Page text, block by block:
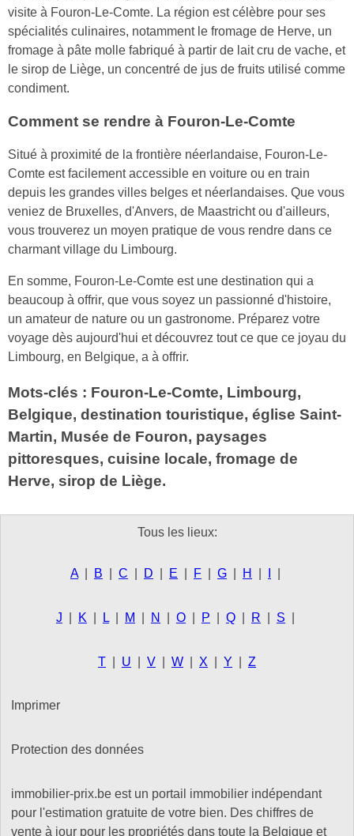
visite à Fouron-Le-Comte. La région est célèbre pour ses
spécialités culinaires, notamment le fromage de Herve, un
fromage à pâte molle fabriqué à partir de lait cru de vache, et
le sirop de Liège, un concentré de jus de fruits utilisé comme
condiment.
Comment se rendre à Fouron-Le-Comte
Situé à proximité de la frontière néerlandaise, Fouron-Le-
Comte est facilement accessible en voiture ou en train
depuis les grandes villes belges et néerlandaises. Que vous
veniez de Bruxelles, d'Anvers, de Maastricht ou d'ailleurs,
vous trouverez un moyen pratique de vous rendre dans ce
charmant village du Limbourg.
En somme, Fouron-Le-Comte est une destination qui a
beaucoup à offrir, que vous soyez un passionné d'histoire,
un amateur de nature ou un gastronome. Préparez votre
voyage dès aujourd'hui et découvrez tout ce que ce joyau du
Limbourg, en Belgique, a à offrir.
Mots-clés : Fouron-Le-Comte, Limbourg,
Belgique, destination touristique, église Saint-
Martin, Musée de Fouron, paysages
pittoresques, cuisine locale, fromage de
Herve, sirop de Liège.
Tous les lieux:
A B C D E F G H
J K L M N O P Q R S
T U V W X Y Z
Imprimer
Protection des données
immobilier-prix.be est un portail immobilier indépendant
pour l'estimation gratuite de votre bien. Des chiffres de
vente à jour pour les propriétés dans toute la Belgique et